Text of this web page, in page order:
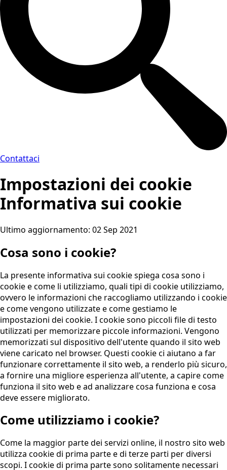
Contattaci
Impostazioni dei cookie
Informativa sui cookie
Ultimo aggiornamento: 02 Sep 2021
Cosa sono i cookie?
La presente informativa sui cookie spiega cosa sono i
cookie e come li utilizziamo, quali tipi di cookie utilizziamo,
ovvero le informazioni che raccogliamo utilizzando i cookie
e come vengono utilizzate e come gestiamo le
impostazioni dei cookie. I cookie sono piccoli file di testo
utilizzati per memorizzare piccole informazioni. Vengono
memorizzati sul dispositivo dell'utente quando il sito web
viene caricato nel browser. Questi cookie ci aiutano a far
funzionare correttamente il sito web, a renderlo più sicuro,
a fornire una migliore esperienza all'utente, a capire come
funziona il sito web e ad analizzare cosa funziona e cosa
deve essere migliorato.
Come utilizziamo i cookie?
Come la maggior parte dei servizi online, il nostro sito web
utilizza cookie di prima parte e di terze parti per diversi
scopi. I cookie di prima parte sono solitamente necessari